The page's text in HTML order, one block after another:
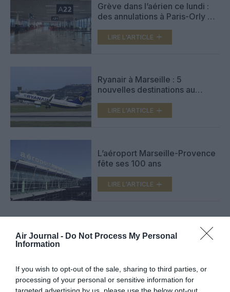
Air Journal - Do Not Process My Personal
Information
If you wish to opt-out of the sale, sharing to third parties, or
processing of your personal or sensitive information for
Grève dans l’aérien ce lundi :
des annulations à Paris-Orly et
LIRE L'ARTICLE
Ryanair à Marseille : 5
nouvelles destinations au
LIRE L'ARTICLE
L’aéroport Marseille-Provence
fête ses 100 ans
LIRE L'ARTICLE
Appel aux lecteurs !
Soutenez Air Journal participezà son